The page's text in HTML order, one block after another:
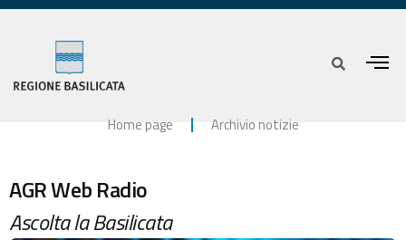
Home page Archivio notizie
AGR Web Radio
Ascolta la Basilicata